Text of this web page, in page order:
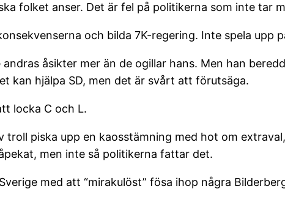
folket anser. Det är fel på politikerna som inte tar
och bilda 7K-regering. Inte spela upp
åsikter mer än de ogillar hans. Men han
kan hjälpa SD, men det är svårt att förutsäga.
locka C och L.
piska upp en kaosstämning med hot om
men inte så politikerna fattar det.
med att “mirakulöst” fösa ihop några